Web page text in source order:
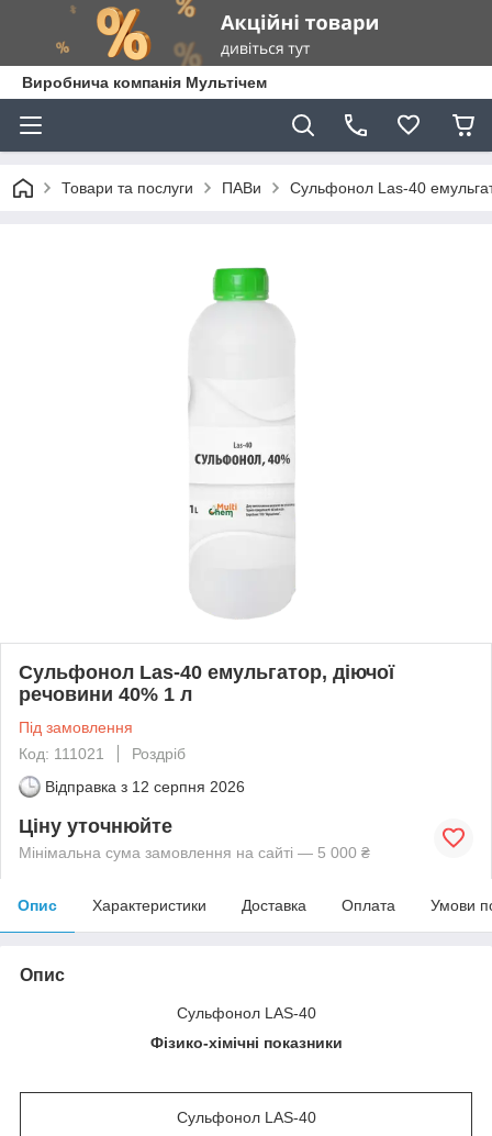
Виробнича компанія Мультічем
Товари та послуги ПАВи Сульфонол Las-40
Сульфонол Las-40 емульгатор, діючої
речовини 40% 1 л
Під замовлення
Код: 111021
Роздріб
Відправка з 12 серпня 2026
Ціну уточнюйте
Мінімальна сума замовлення на сайті — 5 000 ₴
Опис Характеристики Доставка Оплата Умови
Опис
Сульфонол LAS-40
Фізико-хімічні показники
Сульфонол LAS-40